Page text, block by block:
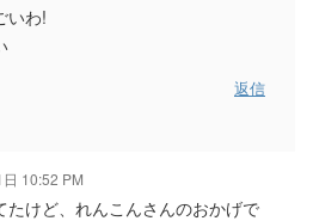
いわ!
返信
10:52 PM
たけど、れんこんさんのおかげで